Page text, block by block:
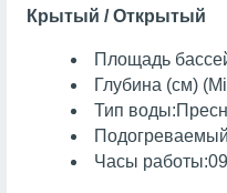
Крытый / Открытый
Площадь
Глубина (см)
Тип
Часы